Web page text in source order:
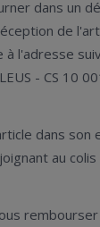
dans un
de
l'adresse
- CS 10
dans son
au